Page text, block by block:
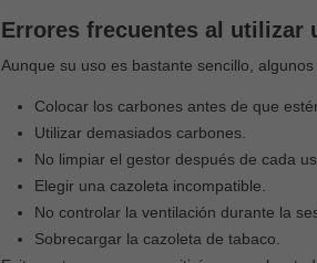
Errores frecuentes al utilizar
Aunque su uso es bastante sencillo,
Colocar los carbones antes de que
Utilizar demasiados carbones.
No limpiar el gestor después de cada
Elegir una cazoleta incompatible.
No controlar la ventilación durante la
Sobrecargar la cazoleta de tabaco.